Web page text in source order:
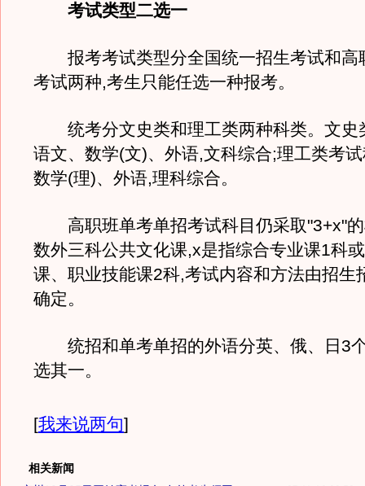
考试类型二选一
报考考试类型分全国统一招生考试和高
考试两种,考生只能任选一种报考。
统考分文史类和理工类两种科类。文史
语文、数学(文)、外语,文科综合;理工类考
数学(理)、外语,理科综合。
高职班单考单招考试科目仍采取"3+x"的
数外三科公共文化课,x是指综合专业课1科
课、职业技能课2科,考试内容和方法由招生
确定。
统招和单考单招的外语分英、俄、日3
选其一。
[我来说两句]
相关新闻